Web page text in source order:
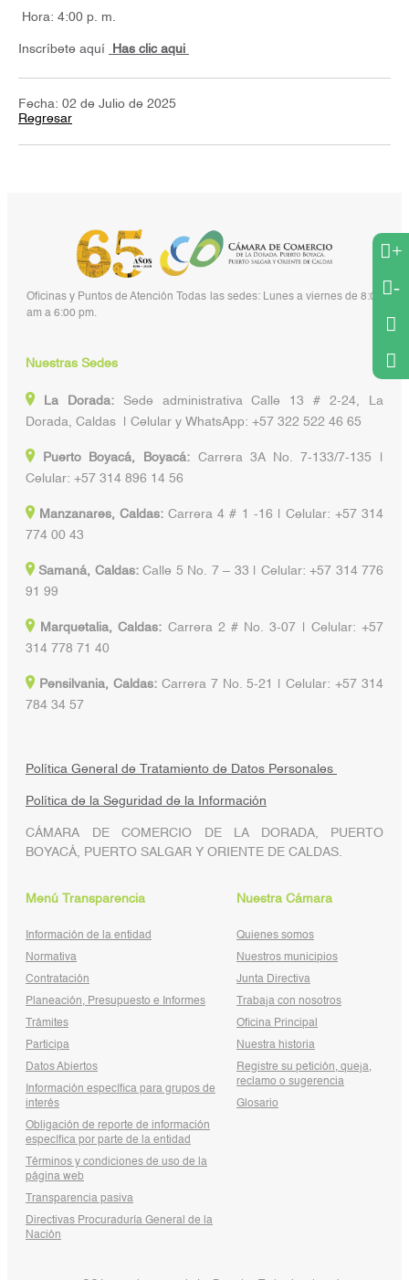
Hora: 4:00 p. m.
Inscríbete aquí Has clic aqui
Fecha: 02 de Julio de 2025
Regresar
+
-
Oficinas y Puntos de Atención Todas las sedes: Lunes a viernes de 8:00
am a 6:00 pm.
Nuestras Sedes
La Dorada:Sede administrativa Calle 13 # 2-24, La
Dorada, Caldas | Celular y WhatsApp: +57 322 522 46 65
Puerto Boyacá, Boyacá:Carrera 3A No. 7-133/7-135 |
Celular: +57 314 896 14 56
Manzanares, Caldas: Carrera 4 # 1 -16 | Celular: +57 314
774 00 43
Samaná, Caldas:Calle 5 No. 7 – 33 | Celular: +57 314 776
91 99
Marquetalia, Caldas: Carrera 2 # No. 3-07 | Celular: +57
314 778 71 40
Pensilvania, Caldas:Carrera 7 No. 5-21 | Celular: +57 314
784 34 57
Política General de Tratamiento de Datos Personales
Política de la Seguridad de la Información
CÁMARA DE COMERCIO DE LA DORADA, PUERTO
BOYACÁ, PUERTO SALGAR Y ORIENTE DE CALDAS.
Menú Transparencia
Información de la entidad
Normativa
Contratación
Planeación, Presupuesto e Informes
Trámites
Participa
Datos Abiertos
Información específica para grupos de
interés
Obligación de reporte de información
específica por parte de la entidad
Términos y condiciones de uso de la
página web
Transparencia pasiva
Directivas Procuraduría General de la
Nación
Nuestra Cámara
Quienes somos
Nuestros municipios
Junta Directiva
Trabaja con nosotros
Oficina Principal
Nuestra historia
Registre su petición, queja,
reclamo o sugerencia
Glosario